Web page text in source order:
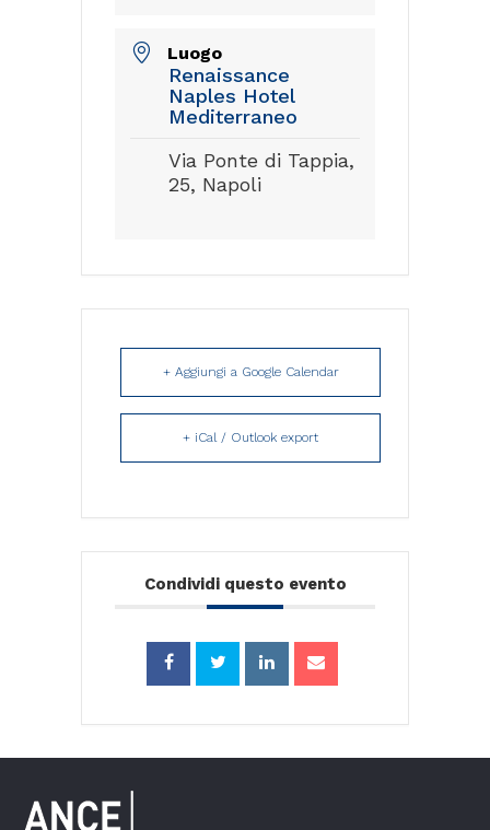
Luogo
Renaissance
Naples Hotel
Mediterraneo
Via Ponte di Tappia,
25, Napoli
+ Aggiungi a Google Calendar
+ iCal / Outlook export
Condividi questo evento